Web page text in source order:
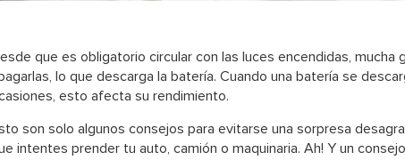
que es obligatorio circular con las luces encendidas, mucha
lo que descarga la batería. Cuando una batería se
esto afecta su rendimiento.
son solo algunos consejos para evitarse una sorpresa
intentes prender tu auto, camión o maquinaria. Ah! Y un